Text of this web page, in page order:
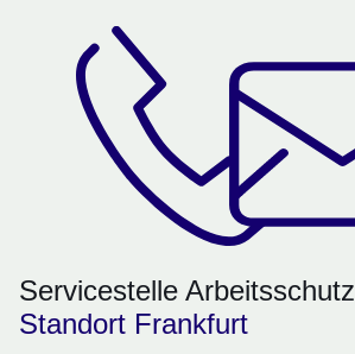
Servicestelle Arbeitsschutz
Standort Frankfurt